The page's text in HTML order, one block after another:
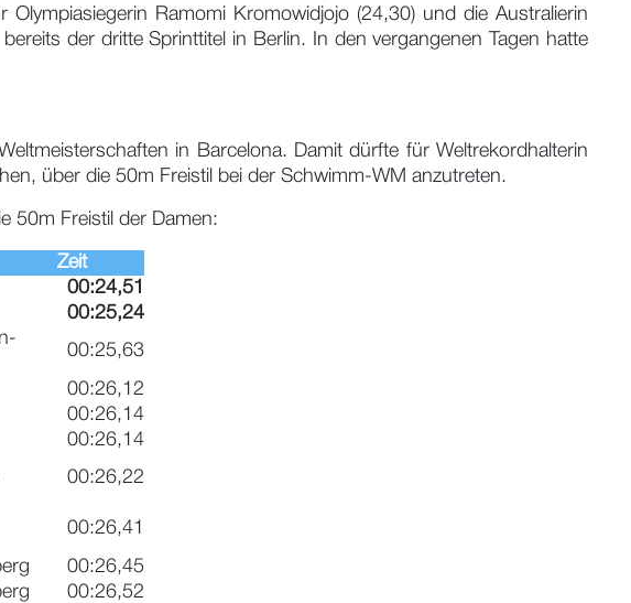
Ramomi Kromowidjojo (24,30) und die Australierin
der dritte Sprinttitel in Berlin. In den vergangenen Tagen hatte
in Barcelona. Damit dürfte für Weltrekordhalterin
über die 50m Freistil bei der Schwimm-WM anzutreten.
50m Freistil der Damen:
Zeit
00:24,51
00:25,24
00:25,63
00:26,12
00:26,14
00:26,14
00:26,22
00:26,41
00:26,45
00:26,52